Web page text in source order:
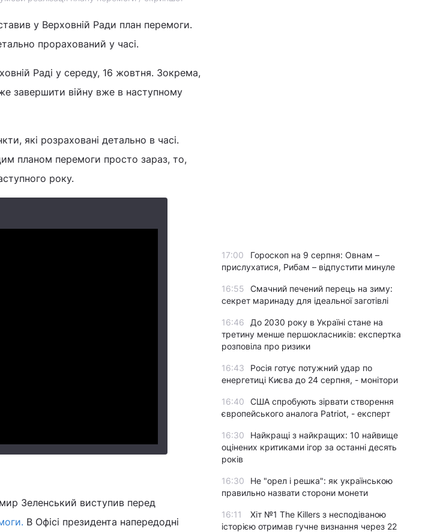
у Верховній Ради план перемоги.
прорахований у часі.
Раді у середу, 16 жовтня. Зокрема,
завершити війну вже в наступному
які розраховані детально в часі.
планом перемоги просто зараз, то,
року.
Зеленський виступив перед
В Офісі президента напередодні
17:00
Гороскоп на 9 серпня: Овнам –
прислухатися, Рибам – відпустити минуле
16:55
Смачний печений перець на зиму:
секрет маринаду для ідеальної заготівлі
16:46
До 2030 року в Україні стане на
третину менше першокласників: експертка
розповіла про ризики
16:43
Росія готує потужний удар по
енергетиці Києва до 24 серпня, - монітори
16:40
США спробують зірвати створення
європейського аналога Patriot, - експерт
16:30
Найкращі з найкращих: 10 найвище
оцінених критиками ігор за останні десять
років
16:30
Не "орел і решка": як українською
правильно назвати сторони монети
16:11
Хіт №1 The Killers з несподіваною
історією отримав гучне визнання через 22